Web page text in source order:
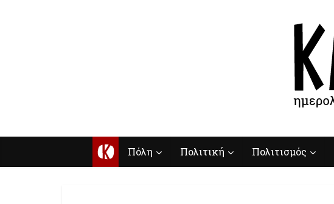
Κ Πόλη Πολιτική Πολιτισμός